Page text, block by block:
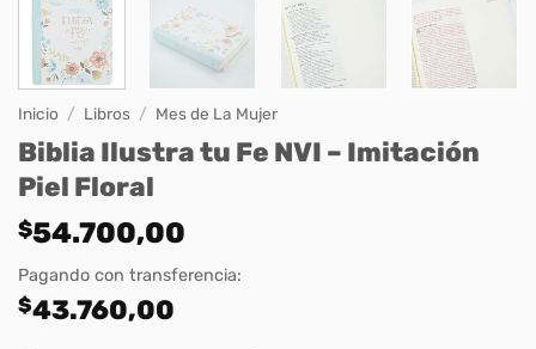
Inicio / Libros / Mes de La Mujer
Biblia Ilustra tu Fe NVI – Imitación
Piel Floral
$54.700,00
Pagando con transferencia:
$43.760,00